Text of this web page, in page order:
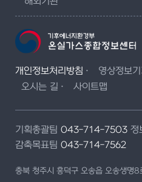
개인정보처리방침 영상정보
오시는 길
사이트맵
기획총괄팀 043-714-7503 정
감축목표팀 043-714-7562
충북 청주시 흥덕구 오송읍 오송생명